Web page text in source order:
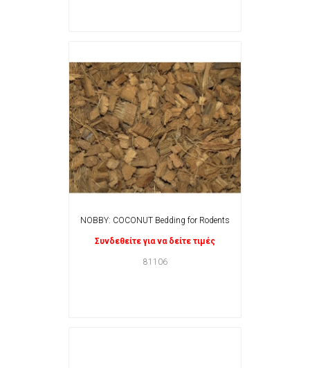
NOBBY: COCONUT Bedding for Rodents
Συνδεθείτε για να δείτε τιμές
81106